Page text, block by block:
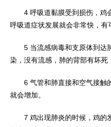
4 呼吸道黏膜受到损伤，鸡
呼吸道症状发展就会非常快，
5 当流感病毒和支原体到达肺
染，没有流感，肺的背部有坏
6 气管和肺直接和空气接触的
就会增加。
7 鸡出现肺炎的时候，鸡的发